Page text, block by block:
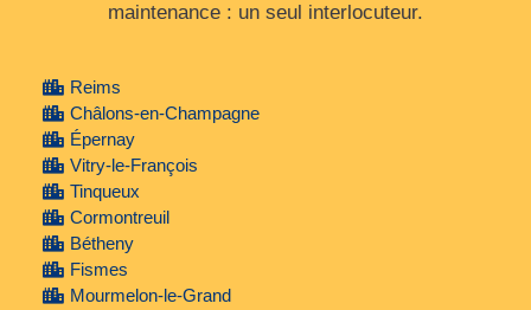
maintenance : un seul interlocuteur.
Reims
Châlons-en-Champagne
Épernay
Vitry-le-François
Tinqueux
Cormontreuil
Bétheny
Fismes
Mourmelon-le-Grand